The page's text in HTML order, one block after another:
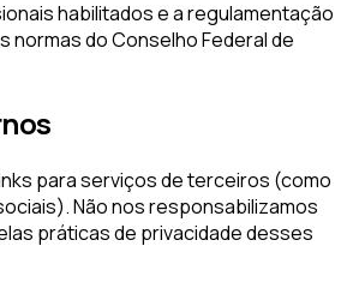
habilitados e a regulamentação
normas do Conselho Federal de
para serviços de terceiros (como
Não nos responsabilizamos
práticas de privacidade desses